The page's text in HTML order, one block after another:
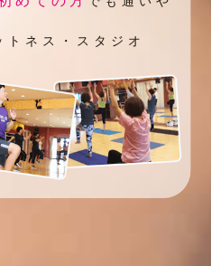
ネス・スタジオ